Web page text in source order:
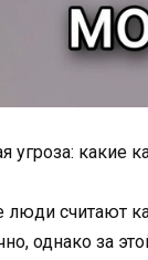
угроза: какие
люди считают
однако за